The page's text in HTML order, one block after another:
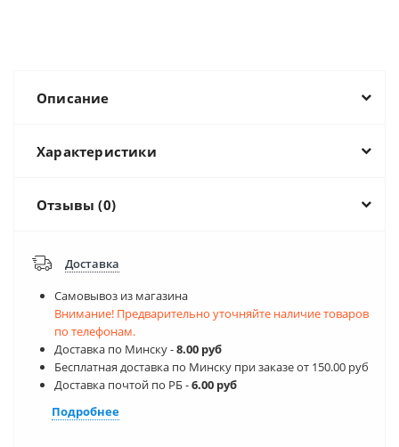
Описание
Характеристики
Отзывы (0)
Доставка
Самовывоз из магазина
Внимание! Предварительно уточняйте наличие товаров
по телефонам.
Доставка по Минску -8.00 руб
Бесплатная доставка по Минску при заказе от 150.00 руб
Доставка почтой по РБ -6.00 руб
Подробнее